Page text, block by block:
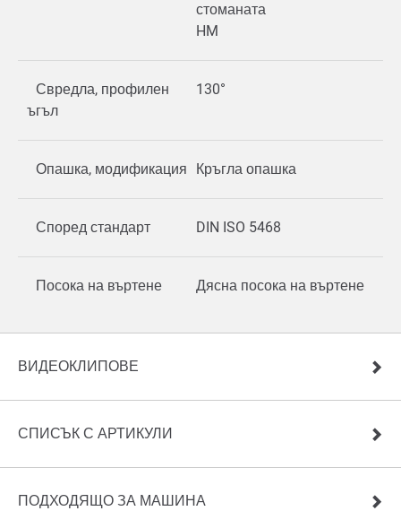
стоманата
HM
Свредла, профилен
ъгъл
130°
Опашка, модификация Кръгла опашка
Според стандарт DIN ISO 5468
Посока на въртене Дясна посока на въртене
ВИДЕОКЛИПОВЕ
СПИСЪК С АРТИКУЛИ
ПОДХОДЯЩО ЗА МАШИНА